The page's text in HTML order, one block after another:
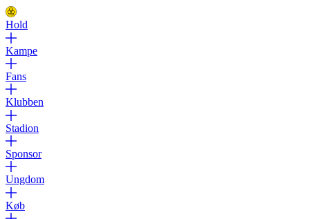
Hold
Kampe
Fans
Klubben
Stadion
Sponsor
Ungdom
Køb